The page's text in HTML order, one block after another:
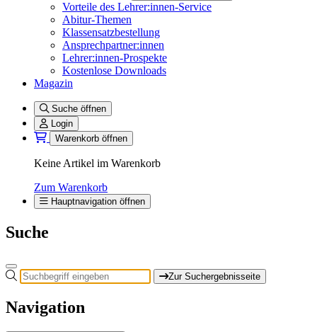
Vorteile des Lehrer:innen-Service
Abitur-Themen
Klassensatzbestellung
Ansprechpartner:innen
Lehrer:innen-Prospekte
Kostenlose Downloads
Magazin
Suche öffnen
Login
Warenkorb öffnen
Keine Artikel im Warenkorb
Zum Warenkorb
Hauptnavigation öffnen
Suche
Zur Suchergebnisseite
Navigation